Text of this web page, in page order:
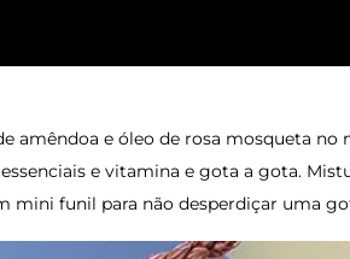
amêndoa e óleo de rosa mosqueta no
e vitamina e gota a gota.
mini funil para não desperdiçar uma